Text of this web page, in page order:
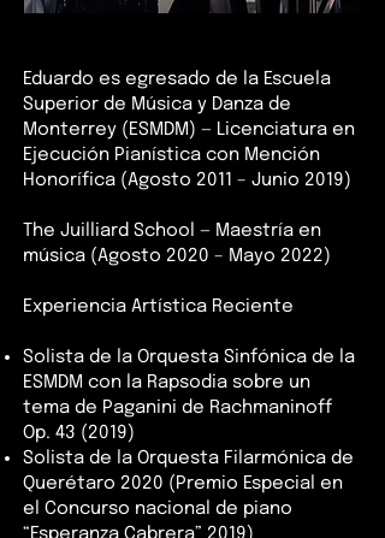
Eduardo es egresado de la Escuela
Superior de Música y Danza de
Monterrey (ESMDM) — Licenciatura en
Ejecución Pianística con Mención
Honorífica (Agosto 2011 – Junio 2019)
The Juilliard School — Maestría en
música (Agosto 2020 – Mayo 2022)
Experiencia Artística Reciente
Solista de la Orquesta Sinfónica de la
ESMDM con la Rapsodia sobre un
tema de Paganini de Rachmaninoff
Op. 43 (2019)
Solista de la Orquesta Filarmónica de
Querétaro 2020 (Premio Especial en
el Concurso nacional de piano